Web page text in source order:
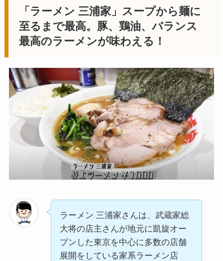
「ラーメン 三浦家」スープから麺に
至るまで最高。豚、鶏油、バランス
最高のラーメンが味わえる！
ラーメン 三浦家さんは、武蔵家総
大将の店主さんが地元に凱旋オー
プンした東京を中心に多数の店舗
展開をしている家系ラーメン店